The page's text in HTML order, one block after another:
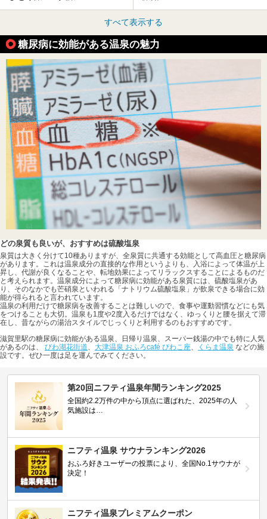
すべて表示する
糖尿病に効能がある温泉の魅力
どの泉質も良いが、おすすめは硫酸塩泉
泉質は大きく分けて10種ありますが、全泉質に共通する効能として高血圧と糖尿病
があります。これは温泉成分の直接的な作用というよりも、入浴によって体温が上
昇し、代謝が良くなることや、転地効果によってリラックスすることによるものだ
と考えられます。温泉成分によって糖尿病に効能がある泉質には、硫酸塩泉があ
り、そのなかでも芒硝泉といわれる「ナトリウム硫酸塩泉」が飲泉できる場合に効
能が得られると言われています。
温泉の利用だけで糖尿病を改善することは難しいので、食事や運動習慣などにも気
をつけることも大切。温泉も1度や2度入るだけではなく、ゆっくりと腰を据えて滞
在し、昔ながらの湯治スタイルでじっくりと利用するのもおすすめです。
滋賀里駅の糖尿病に効能がある温泉、日帰り温泉、スーパー銭湯の中でも特に人気
があるのは、 びわ湖花街道、 大津温泉 おふろcafé びわこ座、 くらま温泉 などの施
設です。ぜひ一度は足を運んでみてください。
第20回ニフティ温泉年間ランキング2025
全国約2.2万件の中から頂点に選ばれた、2025年の人
気施設は…
ニフティ温泉 サウナランキング2026
おふろ好きユーザーの投票により、全国No.1サウナが
決定！
ニフティ温泉プレミアムクーポン